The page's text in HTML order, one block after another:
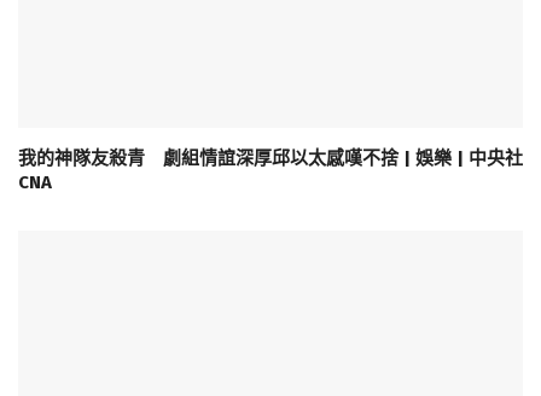
我的神隊友殺青 劇組情誼深厚邱以太感嘆不捨 | 娛樂 | 中央社
CNA